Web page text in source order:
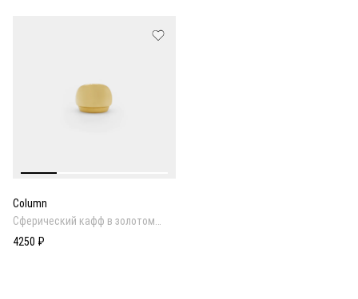
Column
Cферический кафф в золотом
покрытии
4250 ₽